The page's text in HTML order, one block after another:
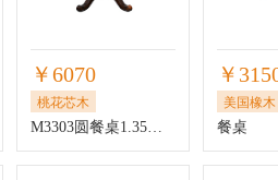
￥6070
桃花芯木
M3303圆餐桌1.35米（含转盘）
￥
美国橡
餐桌